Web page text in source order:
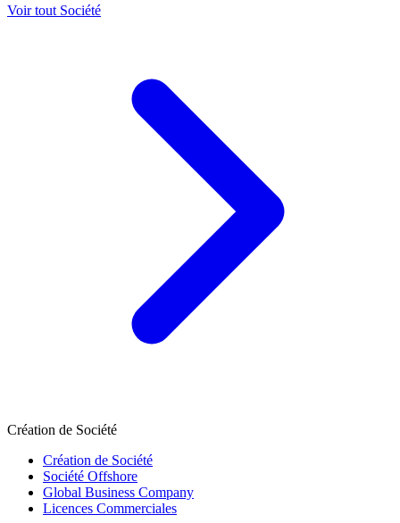
Voir tout Société
Création de Société
Création de Société
Société Offshore
Global Business Company
Licences Commerciales